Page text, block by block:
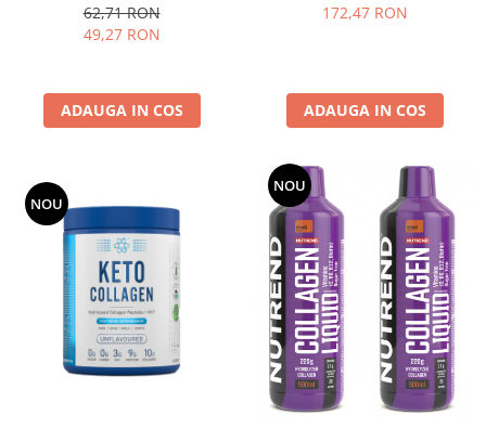
62,71 RON
49,27 RON
ADAUGA IN COS
172,47 RON
ADAUGA IN COS
NOU
NOU